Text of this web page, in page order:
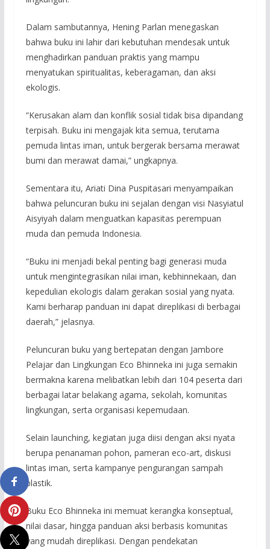
Dalam sambutannya, Hening Parlan menegaskan
bahwa buku ini lahir dari kebutuhan mendesak untuk
menghadirkan panduan praktis yang mampu
menyatukan spiritualitas, keberagaman, dan aksi
ekologis.
“Kerusakan alam dan konflik sosial tidak bisa dipandang
terpisah. Buku ini mengajak kita semua, terutama
pemuda lintas iman, untuk bergerak bersama merawat
bumi dan merawat damai,” ungkapnya.
Sementara itu, Ariati Dina Puspitasari menyampaikan
bahwa peluncuran buku ini sejalan dengan visi Nasyiatul
Aisyiyah dalam menguatkan kapasitas perempuan
muda dan pemuda Indonesia.
“Buku ini menjadi bekal penting bagi generasi muda
untuk mengintegrasikan nilai iman, kebhinnekaan, dan
kepedulian ekologis dalam gerakan sosial yang nyata.
Kami berharap panduan ini dapat direplikasi di berbagai
daerah,” jelasnya.
Peluncuran buku yang bertepatan dengan Jambore
Pelajar dan Lingkungan Eco Bhinneka ini juga semakin
bermakna karena melibatkan lebih dari 104 peserta dari
berbagai latar belakang agama, sekolah, komunitas
lingkungan, serta organisasi kepemudaan.
Selain launching, kegiatan juga diisi dengan aksi nyata
berupa penanaman pohon, pameran eco-art, diskusi
lintas iman, serta kampanye pengurangan sampah
plastik.
Buku Eco Bhinneka ini memuat kerangka konseptual,
nilai dasar, hingga panduan aksi berbasis komunitas
yang mudah direplikasi. Dengan pendekatan